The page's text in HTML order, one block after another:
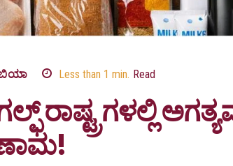
Less than 1 min. Read
ರಾಷ್ಟ್ರಗಳಲ್ಲಿ